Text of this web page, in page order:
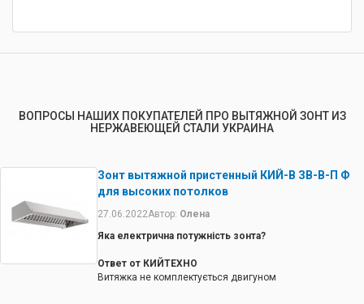
ВОПРОСЫ НАШИХ ПОКУПАТЕЛЕЙ ПРО ВЫТЯЖНОЙ ЗОНТ ИЗ
НЕРЖАВЕЮЩЕЙ СТАЛИ УКРАИНА
Зонт вытяжной пристенный КИЙ-В ЗВ-В-П Ф
для высоких потолков
27.06.2022Автор: Олена
Яка електрична потужність зонта?
Ответ от КИЙТЕХНО
Витяжка не комплектується двигуном